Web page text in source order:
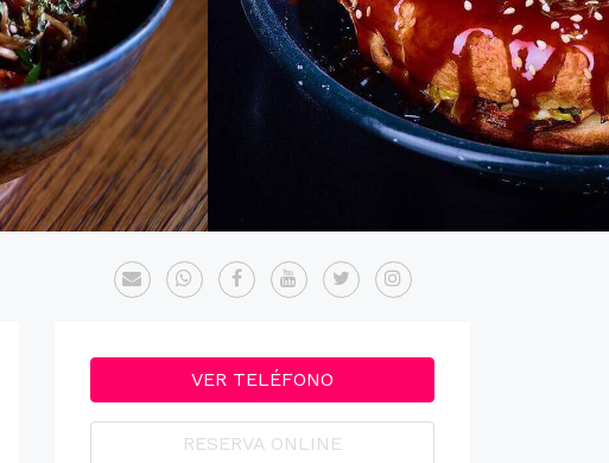
VER TELÉFONO
RESERVA ONLINE